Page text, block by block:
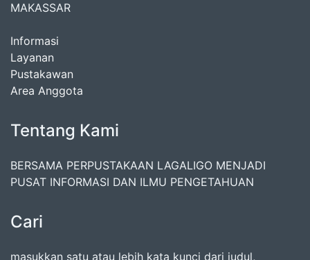
MAKASSAR
Informasi
Layanan
Pustakawan
Area Anggota
Tentang Kami
BERSAMA PERPUSTAKAAN LAGALIGO MENJADI
PUSAT INFORMASI DAN ILMU PENGETAHUAN
Cari
masukkan satu atau lebih kata kunci dari judul,